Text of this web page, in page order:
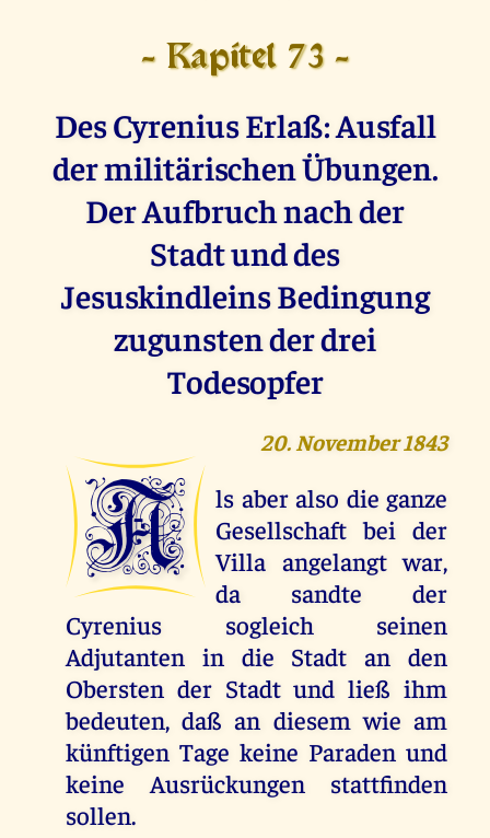
- Kapitel 73 -
Des Cyrenius Erlaß: Ausfall
der militärischen Übungen.
Der Aufbruch nach der
Stadt und des
Jesuskindleins Bedingung
zugunsten der drei
Todesopfer
20. November 1843
A
ls aber also die ganze
Gesellschaft bei der
Villa angelangt war,
da sandte der
Cyrenius sogleich seinen
Adjutanten in die Stadt an den
Obersten der Stadt und ließ ihm
bedeuten, daß an diesem wie am
künftigen Tage keine Paraden und
keine Ausrückungen stattfinden
sollen.